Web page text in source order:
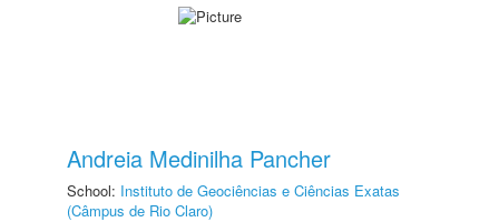
Andreia Medinilha Pancher
School: Instituto de Geociências e Ciências Exatas
(Câmpus de Rio Claro)